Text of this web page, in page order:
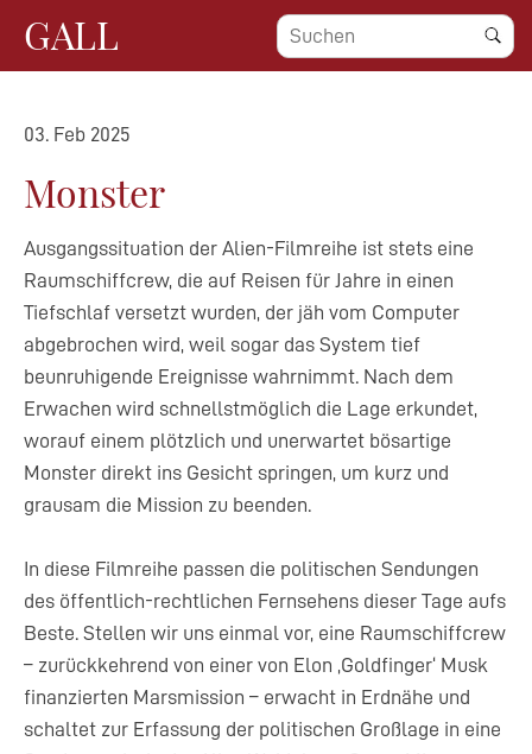
GALL
03. Feb 2025
Monster
Ausgangssituation der Alien-Filmreihe ist stets eine
Raumschiffcrew, die auf Reisen für Jahre in einen
Tiefschlaf versetzt wurden, der jäh vom Computer
abgebrochen wird, weil sogar das System tief
beunruhigende Ereignisse wahrnimmt. Nach dem
Erwachen wird schnellstmöglich die Lage erkundet,
worauf einem plötzlich und unerwartet bösartige
Monster direkt ins Gesicht springen, um kurz und
grausam die Mission zu beenden.
In diese Filmreihe passen die politischen Sendungen
des öffentlich-rechtlichen Fernsehens dieser Tage aufs
Beste. Stellen wir uns einmal vor, eine Raumschiffcrew
– zurückkehrend von einer von Elon ‚Goldfinger‘ Musk
finanzierten Marsmission – erwacht in Erdnähe und
schaltet zur Erfassung der politischen Großlage in eine